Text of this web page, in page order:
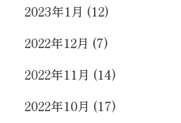
2023年1月 (12)
2022年12月 (7)
2022年11月 (14)
2022年10月 (17)